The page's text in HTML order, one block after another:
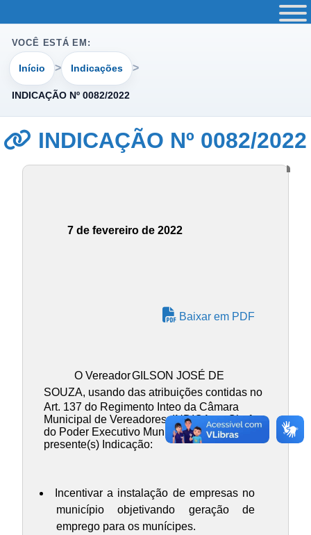
VOCÊ ESTÁ EM:
Início Indicações
INDICAÇÃO Nº 0082/2022
INDICAÇÃO Nº 0082/2022
7 de fevereiro de 2022
Baixar em PDF
O VereadorGILSON JOSÉ DE
SOUZA, usando das atribuições contidas no
Art. 137 do Regimento Inteo da Câmara
Municipal de Vereadores, INDICA ao Chefe
do Poder Executivo Municipal, a(s)
presente(s) Indicação:
Incentivar a instalação de empresas no
município objetivando geração de
emprego para os munícipes.